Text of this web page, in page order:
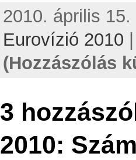
2010. április
Eurovízió 2010
(Hozzászólás
3
2010: